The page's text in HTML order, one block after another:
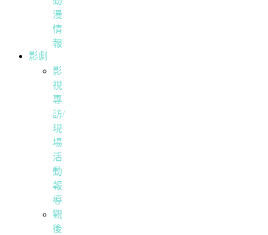
漫
情
報
影劇
影
視
專
訪/
現
場
活
動
報
導
觀
後